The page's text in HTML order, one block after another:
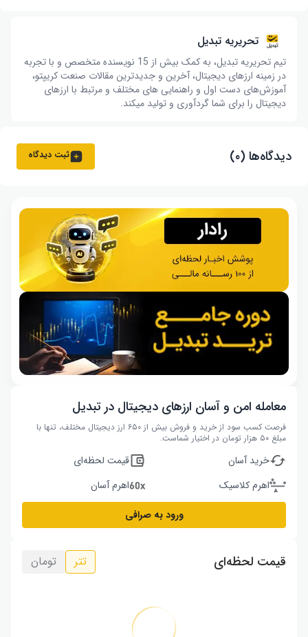
تحریریه تبدیل
تیم تحریریه تبدیل، به کمک بیش از 15 نویسنده متخصص و با تجربه
در زمینه ارزهای دیجیتال، آخرین و جدیدترین مقالات صنعت کریپتو،
آموزش‌های دست اول و راهنمایی های مختلف و مرتبط با ارزهای
دیجیتال را برای شما گردآوری و تولید میکند.
دیدگاه‌ها (۰) ثبت دیدگاه
معامله امن و آسان ارزهای دیجیتال در تبدیل
فرصت کسب سود از خرید و فروش بیش از ۶۵۰ ارز دیجیتال مختلف، تنها با
مبلغ ۵۰ هزار تومان در اختیار شماست.
خرید آسان
قیمت لحظه‌ای
اهرم کلاسیک
اهرم آسان
ورود به صرافی
قیمت لحظه‌ای تتر تومان